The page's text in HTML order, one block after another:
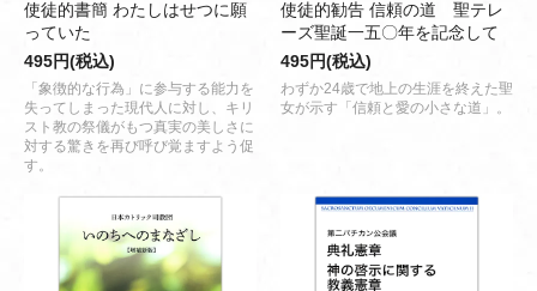
使徒的書簡 わたしはせつに願
っていた
495円(税込)
「象徴的な行為」に参与する能力を
失ってしまった現代人に対し、キリ
スト教の祭儀がもつ真実の美しさに
対する驚きを再び呼び覚ますよう促
す。
使徒的勧告 信頼の道 聖テレ
ーズ聖誕一五〇年を記念して
495円(税込)
わずか24歳で地上の生涯を終えた聖
女が示す「信頼と愛の小さな道」。